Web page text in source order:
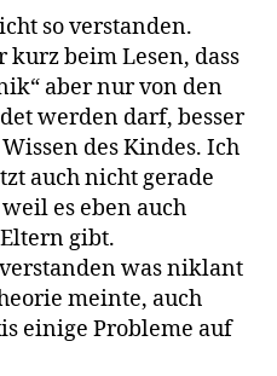
so verstanden.
kurz beim Lesen, dass
aber nur von den
werden darf, besser
des Kindes. Ich
auch nicht gerade
es eben auch
gibt.
was niklant
meinte, auch
einige Probleme auf